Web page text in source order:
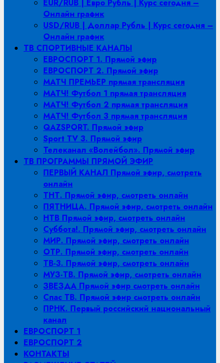
EUR/RUB | Евро Рубль | Курс сегодня –
Онлайн график
USD/RUB | Доллар Рубль | Курс сегодня –
Онлайн график
ТВ СПОРТИВНЫЕ КАНАЛЫ
ЕВРОСПОРТ 1. Прямой эфир
ЕВРОСПОРТ 2. Прямой эфир
МАТЧ ПРЕМЬЕР прямая трансляция
МАТЧ! Футбол 1 прямая трансляция
МАТЧ! Футбол 2 прямая трансляция
МАТЧ! Футбол 3 прямая трансляция
QAZSPORT. Прямой эфир
Sport TV 3. Прямой эфир
Телеканал «Волейбол». Прямой эфир
ТВ ПРОГРАММЫ ПРЯМОЙ ЭФИР
ПЕРВЫЙ КАНАЛ Прямой эфир, смотреть
онлайн
ТНТ. Прямой эфир, смотреть онлайн
ПЯТНИЦА. Прямой эфир, смотреть онлайн
НТВ Прямой эфир, смотреть онлайн
Суббота!. Прямой эфир, смотреть онлайн
МИР. Прямой эфир, смотреть онлайн
ОТР. Прямой эфир, смотреть онлайн
ТВ-3. Прямой эфир, смотреть онлайн
МУЗ-ТВ. Прямой эфир, смотреть онлайн
ЗВЕЗДА Прямой эфир смотреть онлайн
Спас ТВ. Прямой эфир смотреть онлайн
ПРНК. Первый российский национальный
канал
ЕВРОСПОРТ 1
ЕВРОСПОРТ 2
КОНТАКТЫ